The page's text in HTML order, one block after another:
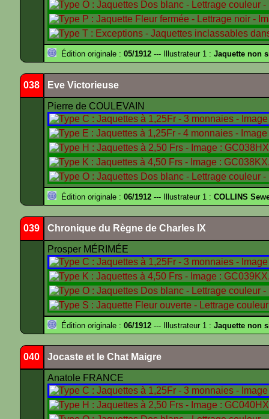
Édition originale : 05/1912 --- Illustrateur 1 : Jaquette non
038 Eve Victorieuse
Pierre de COULEVAIN
Édition originale : 06/1912 --- Illustrateur 1 : COLLINS
039 Chronique du Règne de Charles IX
Prosper MÉRIMÉE
Édition originale : 06/1912 --- Illustrateur 1 : Jaquette non
040 Jocaste et le Chat Maigre
Anatole FRANCE